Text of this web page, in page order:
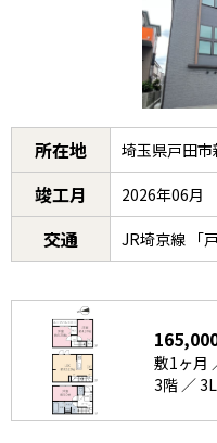
所在地 埼玉県戸田
竣工月 2026年06月
交通 JR埼京線 「
敷1ヶ月
3階 ／